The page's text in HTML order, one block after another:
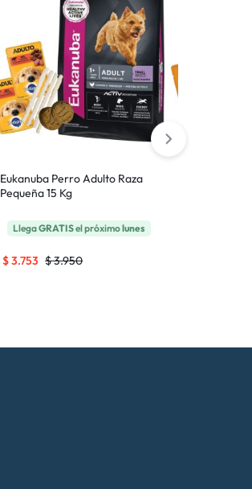
Eukanuba Perro Adulto Raza
Pequeña 15 Kg
LlegaGRATISel próximolunes
$3.950
$3.753